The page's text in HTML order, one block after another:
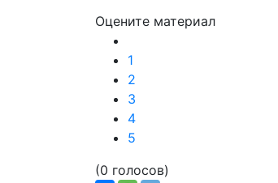
Оцените материал
1
2
3
4
5
(0 голосов)